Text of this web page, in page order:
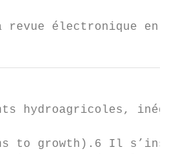
revue électronique en
hydroagricoles,
to growth).6 Il